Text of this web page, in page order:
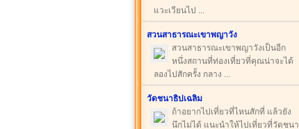
แวะเวียนไป ...
สวนสาธารณะเขาพญาวัง
สวนสาธารณะเขาพญาวังเป็นอีก
หนึ่งสถานที่ท่องเที่ยวที่คุณน่าจะได้
ลองไปสักครั้ง กลาง ...
วัดชนาธิปเฉลิม
ถ้าอยากไปเที่ยวที่ไหนสักที่ แล้วยัง
นึกไม่ได้ แนะนำให้ไปเที่ยวที่วัดชนา